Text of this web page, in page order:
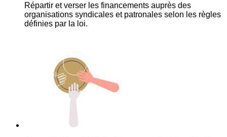
Répartir et verser les financements auprès des
organisations syndicales et patronales selon les règles
définies par la loi.